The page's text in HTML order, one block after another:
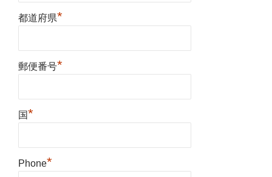
都道府県*
郵便番号*
国*
Phone*